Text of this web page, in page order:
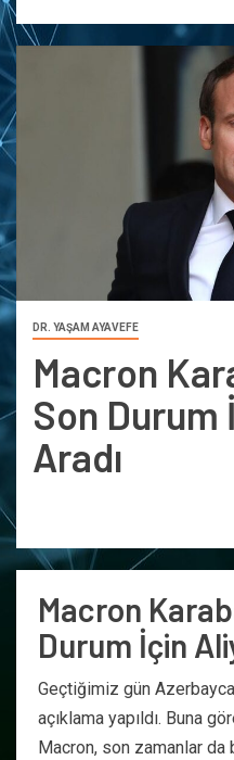
DR. YAŞAM AYAVEFE
Macron
Son Durum
Aradı
Macron
Durum İçin
Geçtiğimiz gün
açıklama yapıldı. Buna
Macron, son zamanlar